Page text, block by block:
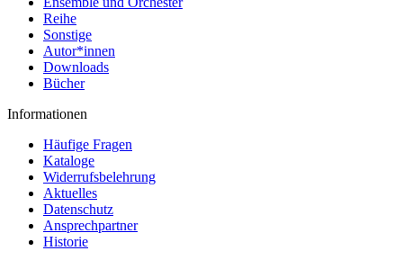
Reihe
Sonstige
Autor*innen
Downloads
Bücher
Informationen
Häufige Fragen
Kataloge
Widerrufsbelehrung
Aktuelles
Datenschutz
Ansprechpartner
Historie